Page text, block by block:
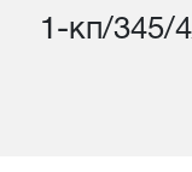
1-кп/345/